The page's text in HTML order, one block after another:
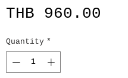
THB 960.00
Quantity *